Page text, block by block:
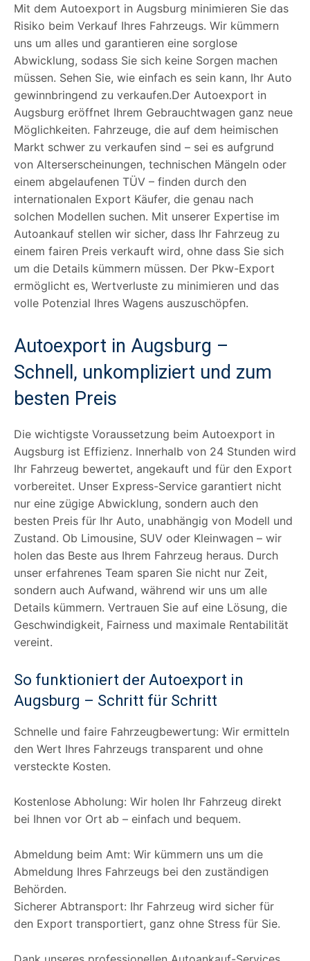
Mit dem Autoexport in Augsburg minimieren Sie das
Risiko beim Verkauf Ihres Fahrzeugs. Wir kümmern
uns um alles und garantieren eine sorglose
Abwicklung, sodass Sie sich keine Sorgen machen
müssen. Sehen Sie, wie einfach es sein kann, Ihr Auto
gewinnbringend zu verkaufen.Der Autoexport in
Augsburg eröffnet Ihrem Gebrauchtwagen ganz neue
Möglichkeiten. Fahrzeuge, die auf dem heimischen
Markt schwer zu verkaufen sind – sei es aufgrund
von Alterserscheinungen, technischen Mängeln oder
einem abgelaufenen TÜV – finden durch den
internationalen Export Käufer, die genau nach
solchen Modellen suchen. Mit unserer Expertise im
Autoankauf stellen wir sicher, dass Ihr Fahrzeug zu
einem fairen Preis verkauft wird, ohne dass Sie sich
um die Details kümmern müssen. Der Pkw-Export
ermöglicht es, Wertverluste zu minimieren und das
volle Potenzial Ihres Wagens auszuschöpfen.
Autoexport in Augsburg –
Schnell, unkompliziert und zum
besten Preis
Die wichtigste Voraussetzung beim Autoexport in
Augsburg ist Effizienz. Innerhalb von 24 Stunden wird
Ihr Fahrzeug bewertet, angekauft und für den Export
vorbereitet. Unser Express-Service garantiert nicht
nur eine zügige Abwicklung, sondern auch den
besten Preis für Ihr Auto, unabhängig von Modell und
Zustand. Ob Limousine, SUV oder Kleinwagen – wir
holen das Beste aus Ihrem Fahrzeug heraus. Durch
unser erfahrenes Team sparen Sie nicht nur Zeit,
sondern auch Aufwand, während wir uns um alle
Details kümmern. Vertrauen Sie auf eine Lösung, die
Geschwindigkeit, Fairness und maximale Rentabilität
vereint.
So funktioniert der Autoexport in
Augsburg – Schritt für Schritt
Schnelle und faire Fahrzeugbewertung: Wir ermitteln
den Wert Ihres Fahrzeugs transparent und ohne
versteckte Kosten.
Kostenlose Abholung: Wir holen Ihr Fahrzeug direkt
bei Ihnen vor Ort ab – einfach und bequem.
Abmeldung beim Amt: Wir kümmern uns um die
Abmeldung Ihres Fahrzeugs bei den zuständigen
Behörden.
Sicherer Abtransport: Ihr Fahrzeug wird sicher für
den Export transportiert, ganz ohne Stress für Sie.